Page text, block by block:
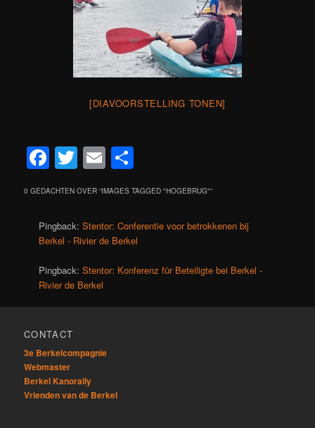
[DIAVOORSTELLING TONEN]
Facebook
Twitter
Email
0 GEDACHTEN OVER “IMAGES TAGGED "HOGEBRUG"”
Pingback:Stentor: Conferentie voor betrokkenen bij
Berkel - Rivier de Berkel
Pingback:Stentor: Konferenz für Beteiligte bei Berkel -
Rivier de Berkel
CONTACT
3e Berkelcompagnie
Webmaster
Berkel Kanorally
Vrienden van de Berkel